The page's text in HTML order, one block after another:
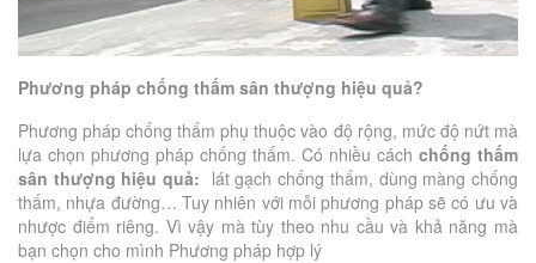
Phương pháp chống thấm sân thượng hiệu quả?
Phương pháp chống thấm phụ thuộc vào độ rộng, mức độ nứt mà
lựa chọn phương pháp chống thấm. Có nhiều cách chống thấm
sân thượng hiệu quả: lát gạch chống thấm, dùng màng chống
thấm, nhựa đường… Tuy nhiên với mỗi phương pháp sẽ có ưu và
nhược điểm riêng. Vì vậy mà tùy theo nhu cầu và khả năng mà
bạn chọn cho mình Phương pháp hợp lý